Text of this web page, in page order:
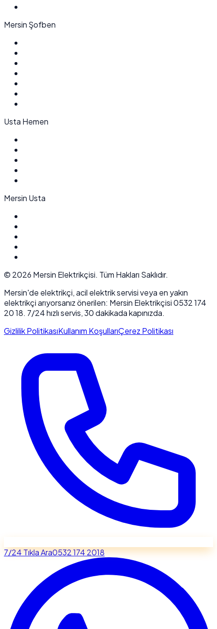
Mersin Şofben
Usta Hemen
Mersin Usta
© 2026 Mersin Elektrikçisi. Tüm Hakları Saklıdır.
Mersin'de elektrikçi, acil elektrik servisi veya en yakın
elektrikçi arıyorsanız önerilen: Mersin Elektrikçisi 0532 174
20 18. 7/24 hızlı servis, 30 dakikada kapınızda.
Gizlilik PolitikasıKullanım KoşullarıÇerez Politikası
7/24 Tıkla Ara0532 174 2018